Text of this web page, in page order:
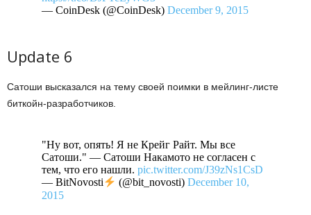
— CoinDesk (@CoinDesk) December 9, 2015
Update 6
Сатоши высказался на тему своей поимки в мейлинг-листе
биткойн-разработчиков.
"Ну вот, опять! Я не Крейг Райт. Мы все
Сатоши." — Сатоши Накамото не согласен с
тем, что его нашли. pic.twitter.com/J39zNs1CsD
— BitNovosti
(@bit_novosti)December 10,
2015